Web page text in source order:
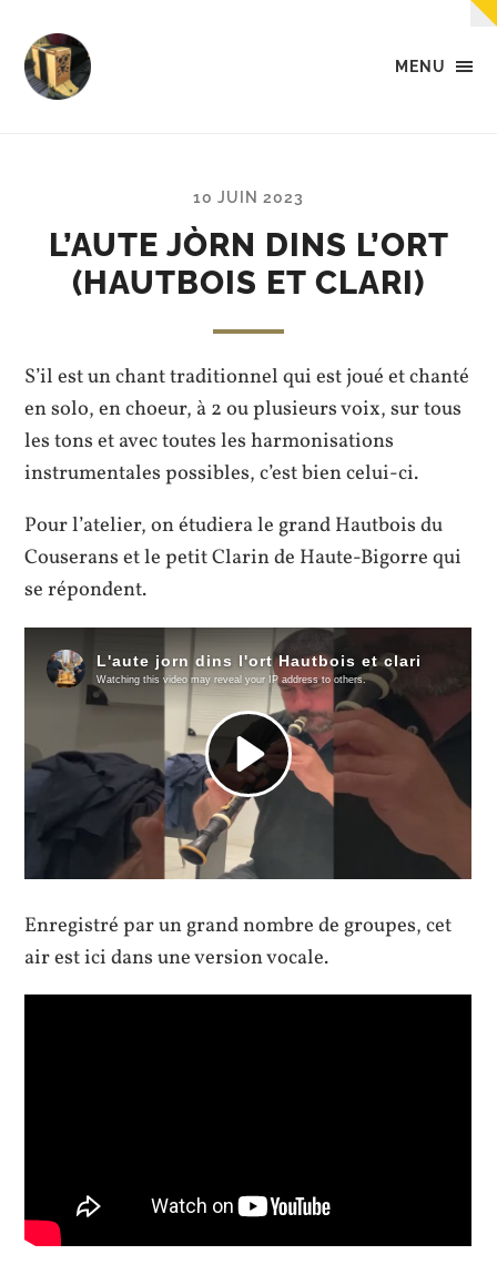
MENU
tête,
les
pieds.
10 JUIN 2023
L’AUTE JÒRN DINS L’ORT
(HAUTBOIS ET CLARI)
S’il est un chant traditionnel qui est joué et chanté
en solo, en choeur, à 2 ou plusieurs voix, sur tous
les tons et avec toutes les harmonisations
instrumentales possibles, c’est bien celui-ci.
Pour l’atelier, on étudiera le grand Hautbois du
Couserans et le petit Clarin de Haute-Bigorre qui
se répondent.
Enregistré par un grand nombre de groupes, cet
air est ici dans une version vocale.